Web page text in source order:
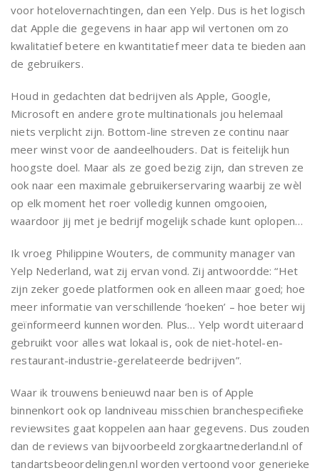
voor hotelovernachtingen, dan een Yelp. Dus is het logisch
dat Apple die gegevens in haar app wil vertonen om zo
kwalitatief betere en kwantitatief meer data te bieden aan
de gebruikers.
Houd in gedachten dat bedrijven als Apple, Google,
Microsoft en andere grote multinationals jou helemaal
niets verplicht zijn. Bottom-line streven ze continu naar
meer winst voor de aandeelhouders. Dat is feitelijk hun
hoogste doel. Maar als ze goed bezig zijn, dan streven ze
ook naar een maximale gebruikerservaring waarbij ze wèl
op elk moment het roer volledig kunnen omgooien,
waardoor jij met je bedrijf mogelijk schade kunt oplopen…
Ik vroeg Philippine Wouters, de community manager van
Yelp Nederland, wat zij ervan vond. Zij antwoordde: “Het
zijn zeker goede platformen ook en alleen maar goed; hoe
meer informatie van verschillende ‘hoeken’ – hoe beter wij
geïnformeerd kunnen worden. Plus… Yelp wordt uiteraard
gebruikt voor alles wat lokaal is, ook de niet-hotel-en-
restaurant-industrie-gerelateerde bedrijven”.
Waar ik trouwens benieuwd naar ben is of Apple
binnenkort ook op landniveau misschien branchespecifieke
reviewsites gaat koppelen aan haar gegevens. Dus zouden
dan de reviews van bijvoorbeeld zorgkaartnederland.nl of
tandartsbeoordelingen.nl worden vertoond voor generieke